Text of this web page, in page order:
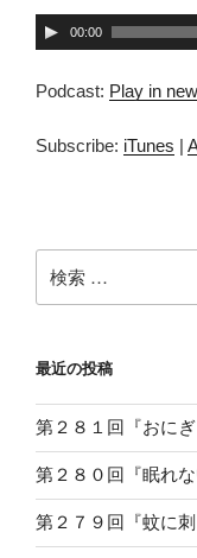
音
声
プ
ー
00:00
Podcast: Play in
Subscribe: iTunes |
索:
最近の投稿
第２８１回『おに
第２８０回『眠れな
第２７９回『蚊に刺